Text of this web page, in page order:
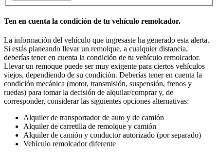
Ten en cuenta la condición de tu vehículo remolcador.
La información del vehículo que ingresaste ha generado esta alerta.
Si estás planeando llevar un remolque, a cualquier distancia,
deberías tener en cuenta la condición de tu vehículo remolcador.
Llevar un remoque puede ser muy exigente para ciertos vehículos
viejos, dependiendo de su condición. Deberías tener en cuenta la
condición mecánica (motor, transmisión, suspensión, frenos y
ruedas) para tomar la decisión de alquilar/comprar y, de
corresponder, considerar las siguientes opciones alternativas:
Alquiler de transportador de auto y de camión
Alquiler de carretilla de remolque y camión
Alquiler de camión y conductor autorizado (por separado)
Vehículo remolcador diferente